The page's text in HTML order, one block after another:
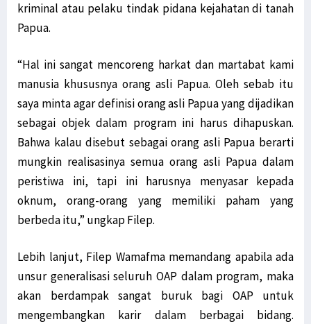
kriminal atau pelaku tindak pidana kejahatan di tanah
Papua.
“Hal ini sangat mencoreng harkat dan martabat kami
manusia khususnya orang asli Papua. Oleh sebab itu
saya minta agar definisi orang asli Papua yang dijadikan
sebagai objek dalam program ini harus dihapuskan.
Bahwa kalau disebut sebagai orang asli Papua berarti
mungkin realisasinya semua orang asli Papua dalam
peristiwa ini, tapi ini harusnya menyasar kepada
oknum, orang-orang yang memiliki paham yang
berbeda itu,” ungkap Filep.
Lebih lanjut, Filep Wamafma memandang apabila ada
unsur generalisasi seluruh OAP dalam program, maka
akan berdampak sangat buruk bagi OAP untuk
mengembangkan karir dalam berbagai bidang.